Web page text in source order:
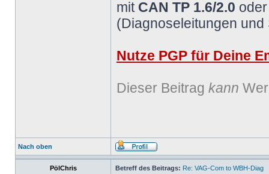
mit CAN TP 1.6/2.0
(Diagnoseleitungen
Nutze PGP für Deine
Dieser Beitrag kann
Nach oben
PölChris Betreff des Beitrags: Re: VAG-Com to WBH-Diag